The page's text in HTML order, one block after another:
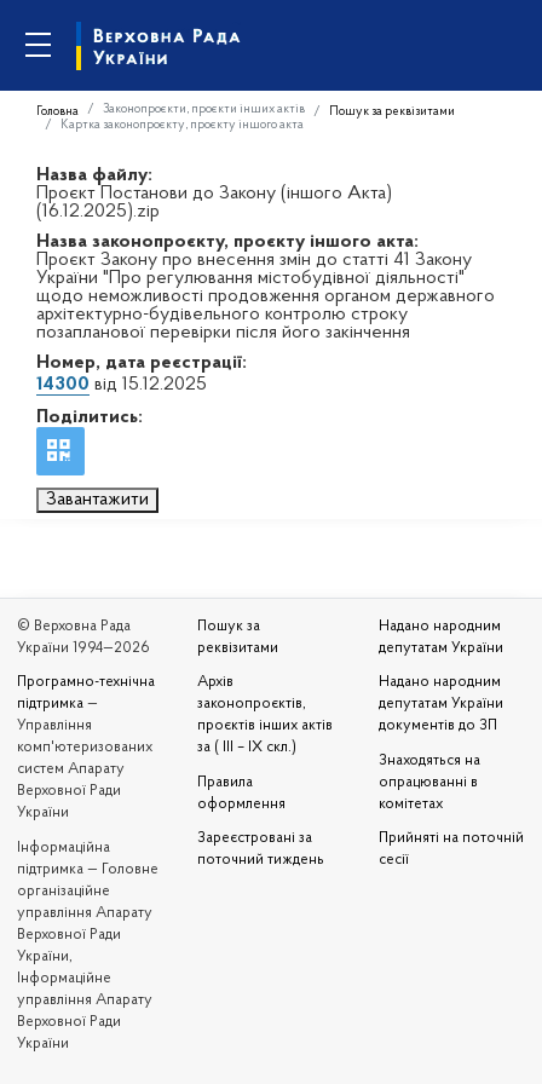
Головна Законопроєкти, проєкти інших актів
Пошук за реквізитами
Картка законопроєкту, проєкту іншого акта
Назва файлу:
Проєкт Постанови до Закону (іншого Акта)
(16.12.2025).zip
Назва законопроєкту, проєкту іншого акта:
Проєкт Закону про внесення змін до статті 41 Закону
України "Про регулювання містобудівної діяльності"
щодо неможливості продовження органом державного
архітектурно-будівельного контролю строку
позапланової перевірки після його закінчення
Номер, дата реєстрації:
14300 від 15.12.2025
Поділитись:
Завантажити
© Верховна Рада
України 1994—2026
Програмно-технічна
підтримка —
Управління
комп'ютеризованих
систем Апарату
Верховної Ради
України
Iнформаційна
підтримка — Головне
організаційне
управління Апарату
Верховної Ради
України,
Інформаційне
управління Апарату
Верховної Ради
України
Пошук за
реквізитами
Архів
законопроєктів,
проєктів інших актів
за ( III – IX скл.)
Правила
оформлення
Зареєстровані за
поточний тиждень
Надано народним
депутатам України
Надано народним
депутатам України
документів до ЗП
Знаходяться на
опрацюванні в
комітетах
Прийняті на поточній
сесії